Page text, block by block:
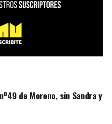
de Moreno, sin Sandra y